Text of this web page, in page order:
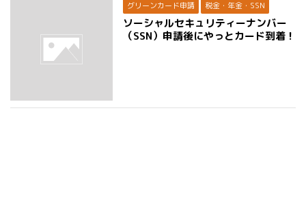
グリーンカード申請 税金・年金・SSN
ソーシャルセキュリティーナンバー
（SSN）申請後にやっとカード到着！